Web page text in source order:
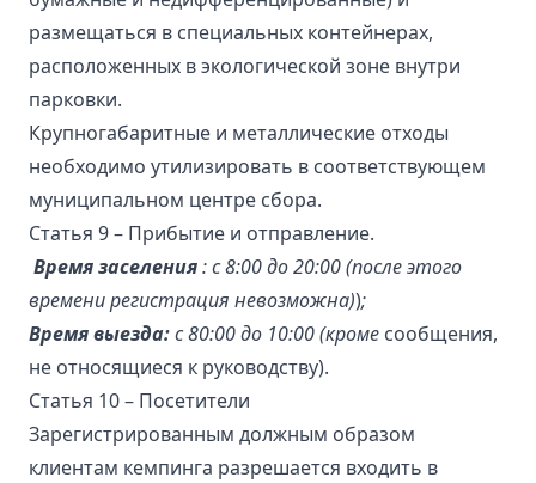
размещаться в специальных контейнерах,
расположенных в экологической зоне внутри
парковки.
Крупногабаритные и металлические отходы
необходимо утилизировать в соответствующем
муниципальном центре сбора.
Статья 9 – Прибытие и отправление.
Время заселения:с 8:00 до 20:00 (после этого
времени регистрация невозможна));
Время выезда:с 80:00 до 10:00 (кроме сообщения,
не относящиеся к руководству).
Статья 10 – Посетители
Зарегистрированным должным образом
клиентам кемпинга разрешается входить в